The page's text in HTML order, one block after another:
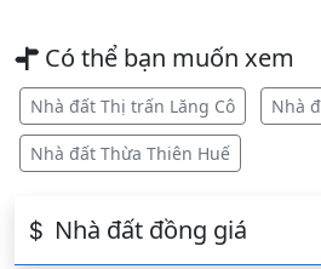
Có thể bạn muốn xem
Nhà đất Thị trấn Lăng Cô Nhà
Nhà đất Thừa Thiên Huế
Nhà đất đồng giá